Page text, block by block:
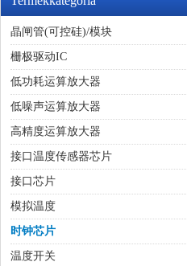
晶闸管(可控硅)/模块
栅极驱动IC
低功耗运算放大器
低噪声运算放大器
高精度运算放大器
接口温度传感器芯片
接口芯片
模拟温度
时钟芯片
温度开关